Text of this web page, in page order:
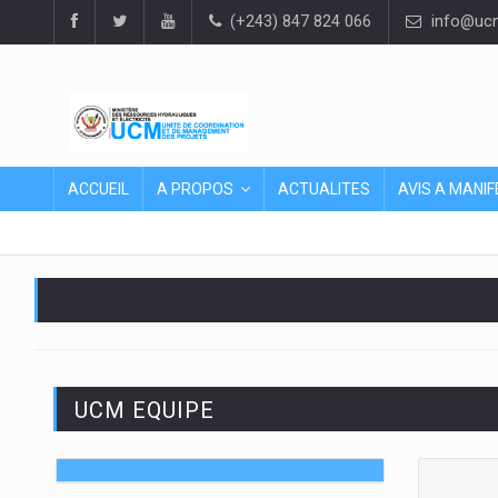
(+243) 847 824 066
ACCUEIL A PROPOS ACTUALITES AVIS A
UCM EQUIPE